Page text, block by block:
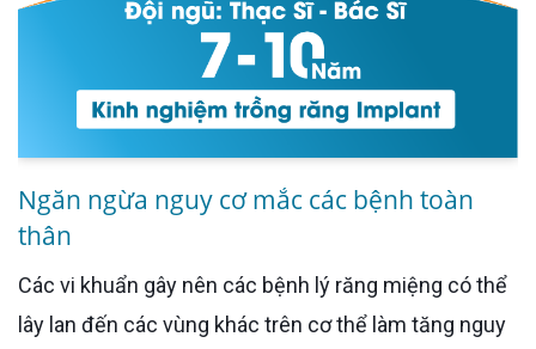
Ngăn ngừa nguy cơ mắc các bệnh toàn
thân
Các vi khuẩn gây nên các bệnh lý răng miệng có thể
lây lan đến các vùng khác trên cơ thể làm tăng nguy